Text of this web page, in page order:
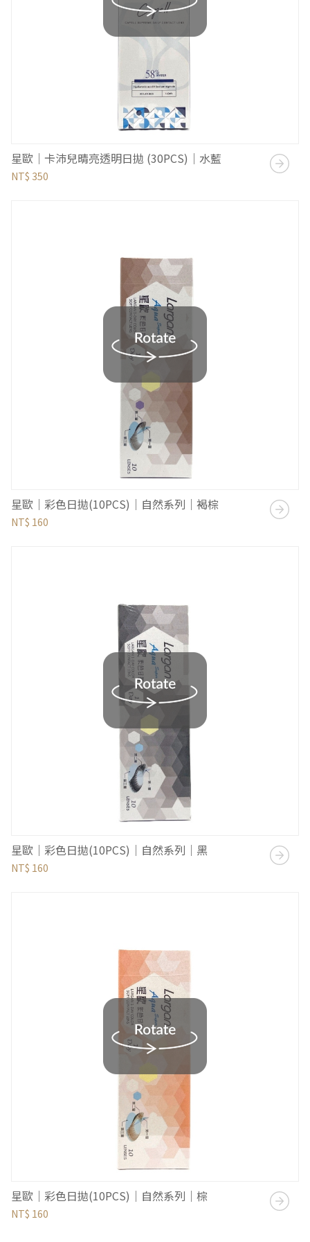
星歐｜卡沛兒晴亮透明日拋 (30PCS)｜水藍
NT$ 350
星歐｜彩色日拋(10PCS)｜自然系列｜褐棕
NT$ 160
星歐｜彩色日拋(10PCS)｜自然系列｜黑
NT$ 160
星歐｜彩色日拋(10PCS)｜自然系列｜棕
NT$ 160